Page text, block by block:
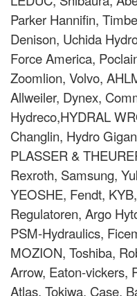
Parker Hannifin,
Denison, Uchida
Force America,
Zoomlion, Volvo,
Allweiler, Dynex,
Hydreco,HYDRAL
Changlin, Hydro
PLASSER &
Rexroth, Samsung,
YEOSHE, Fendt,
Regulatoren, Argo
PSM-Hydraulics,
MOZION, Toshiba,
Arrow, Eaton-vickers,
Atlas, Tokiwa, Case,